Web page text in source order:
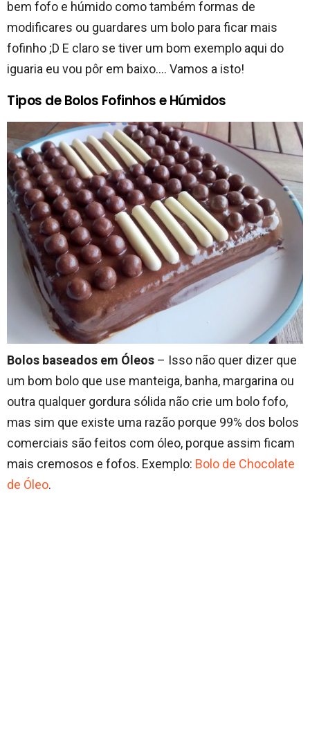
bem fofo e húmido como também formas de
modificares ou guardares um bolo para ficar mais
fofinho ;D E claro se tiver um bom exemplo aqui do
iguaria eu vou pôr em baixo…. Vamos a isto!
Tipos de Bolos Fofinhos e Húmidos
Bolos baseados em Óleos – Isso não quer dizer que
um bom bolo que use manteiga, banha, margarina ou
outra qualquer gordura sólida não crie um bolo fofo,
mas sim que existe uma razão porque 99% dos bolos
comerciais são feitos com óleo, porque assim ficam
mais cremosos e fofos. Exemplo: Bolo de Chocolate
de Óleo.